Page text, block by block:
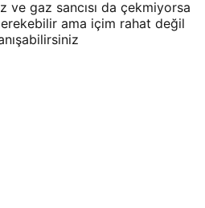
ve gaz sancısı da çekmiyorsa
ama içim rahat değil